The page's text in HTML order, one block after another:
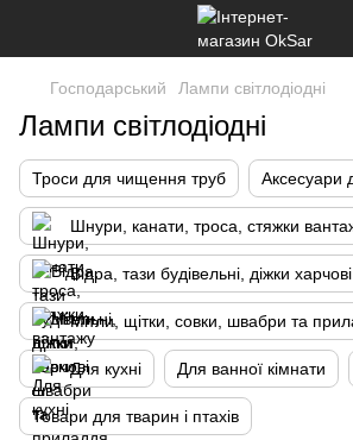
Господарський Лампи світлодіодні
Лампи світлодіодні
Троси для чищення труб Аксесуари
Шнури, канати, троса, стяжки
Відра, тази будівельні, діжки харчові
Мітли, щітки, совки, швабри та
Для кухні Для ванної кімнати
Товари для тварин і птахів